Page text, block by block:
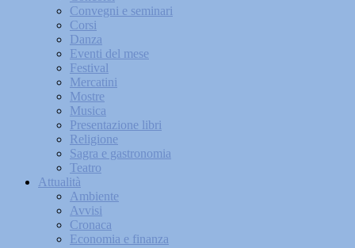
Convegni e seminari
Corsi
Danza
Eventi del mese
Festival
Mercatini
Mostre
Musica
Presentazione libri
Religione
Sagra e gastronomia
Teatro
Attualità
Ambiente
Avvisi
Cronaca
Economia e finanza